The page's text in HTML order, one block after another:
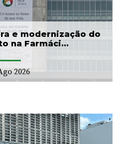
e modernização do
na Farmáci...
2026